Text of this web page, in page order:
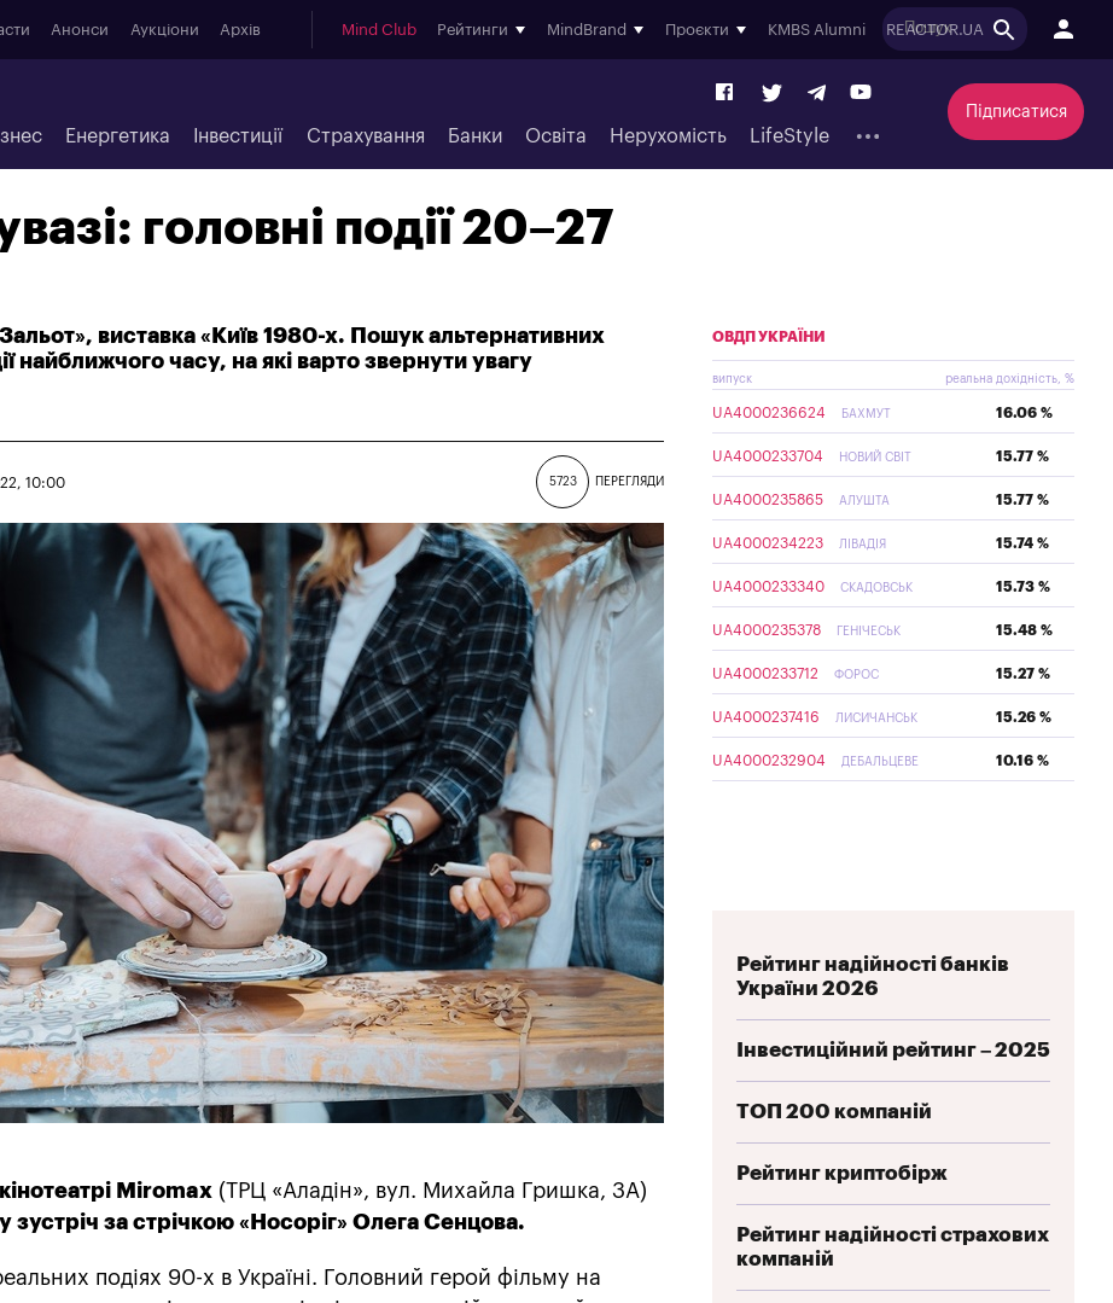
Анонси Аукціони Архів Mind Club Рейтинги MindBrand Проєкти KMBS Alumni REACTOR.UA
Енергетика Інвестиції Страхування Банки Освіта Нерухомість LifeStyle
Підписатися
головні події 20–27
виставка «Київ 1980-х. Пошук альтернативних
найближчого часу, на які варто звернути увагу
5723 ПЕРЕГЛЯДИ
10:00
кінотеатрі Miromax (ТРЦ «Аладін», вул. Михайла Гришка, 3А)
зустріч за стрічкою «Носоріг» Олега Сенцова.
подіях 90-х в Україні. Головний герой фільму на
ОВДП УКРАЇНИ
випуск реальна дохідність, %
UA4000236624 БАХМУТ 16.06 %
UA4000233704 НОВИЙ СВІТ 15.77 %
UA4000235865 АЛУШТА 15.77 %
UA4000234223 ЛІВАДІЯ 15.74 %
UA4000233340 СКАДОВСЬК 15.73 %
UA4000235378 ГЕНІЧЕСЬК 15.48 %
UA4000233712 ФОРОС 15.27 %
UA4000237416 ЛИСИЧАНСЬК 15.26 %
UA4000232904 ДЕБАЛЬЦЕВЕ 10.16 %
Рейтинг надійності банків
України 2026
Інвестиційний рейтинг – 2025
ТОП 200 компаній
Рейтинг криптобірж
Рейтинг надійності страхових
компаній